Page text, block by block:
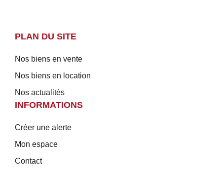
PLAN DU SITE
Nos biens en vente
Nos biens en location
Nos actualités
INFORMATIONS
Créer une alerte
Mon espace
Contact